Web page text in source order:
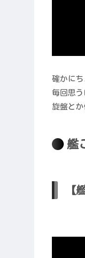
確かに
毎回思
旋盤と
艦
【